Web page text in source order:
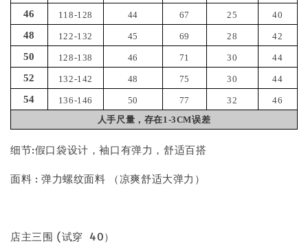
46 118-128 44 67 25 40
48 122-132 45 69 28 42
50 128-138 46 71 30 44
52 132-142 48 75 30 44
54 136-146 50 77 32
46
人手尺量，存在1-3CM误差
细节:假口袋设计，袖口有弹力，舒适百搭
面料 : 弹力螺纹面料 （凉爽舒适大弹力）
店主三围 (试穿 40）